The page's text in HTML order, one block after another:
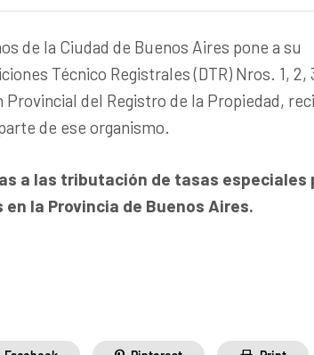
de la Ciudad de Buenos Aires pone a su
Técnico Registrales (DTR) Nros. 1, 2,
del Registro de la Propiedad,
de ese organismo.
a las tributación de tasas especiales
la Provincia de Buenos Aires.